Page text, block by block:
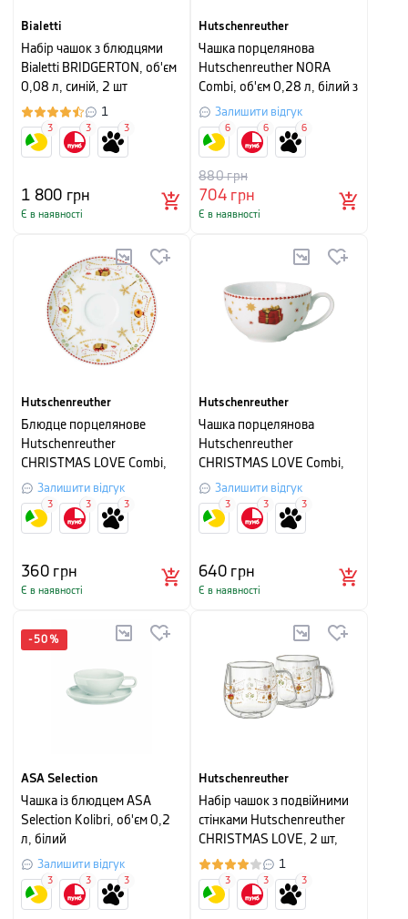
Bialetti
Набір чашок з блюдцями
Bialetti BRIDGERTON, об'єм
0,08 л, синій, 2 шт
1
1 800 грн
Є в наявності
3 3 3
Hutschenreuther
Чашка порцелянова
Hutschenreuther NORA
Combi, об'єм 0,28 л, білий з
малюнком
Залишити відгук
704грн
880грн
Є в наявності
6 6 6
Hutschenreuther
Блюдце порцелянове
Hutschenreuther
CHRISTMAS LOVE Combi,
діаметр 15 см, білий з
малюнком
Залишити відгук
360грн
Є в наявності
3 3 3
Hutschenreuther
Чашка порцелянова
Hutschenreuther
CHRISTMAS LOVE Combi,
об'єм 0,26 л, білий з
малюнком
Залишити відгук
640грн
Є в наявності
3 3 3
-50 %
ASA Selection
Чашка із блюдцем ASA
Selection Kolibri, об'єм 0,2
л, білий
Залишити відгук
3 3 3
Hutschenreuther
Набір чашок з подвійними
стінками Hutschenreuther
CHRISTMAS LOVE, 2 шт,
об'єм 0,22 л, прозорий з
малюнком
1
3 3 3